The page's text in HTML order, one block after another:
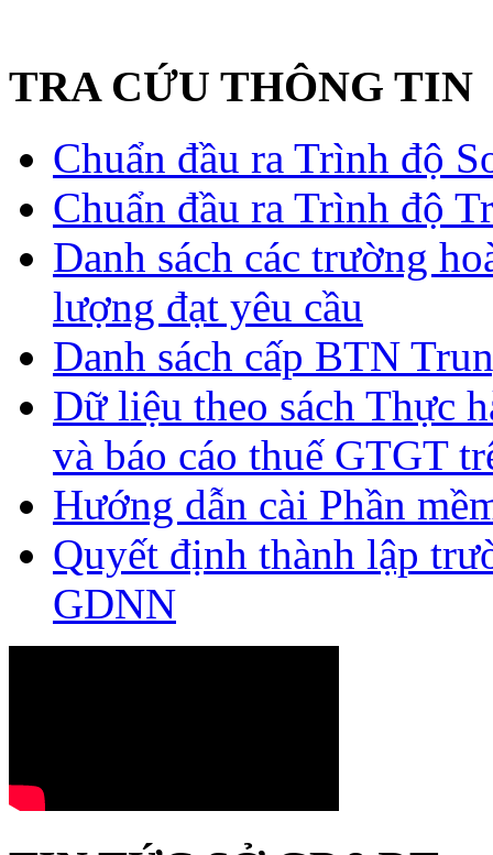
TRA CỨU THÔNG TIN
Chuẩn đầu ra Trình độ
Chuẩn đầu ra Trình độ
Danh sách các trường
lượng đạt yêu cầu
Danh sách cấp BTN
Dữ liệu theo sách Thực
và báo cáo thuế GTGT
Hướng dẫn cài Phần
Quyết định thành lập
GDNN